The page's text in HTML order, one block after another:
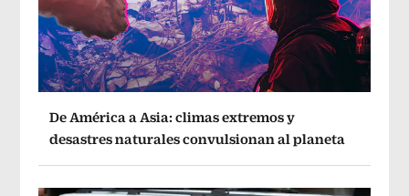
De América a Asia: climas extremos y
desastres naturales convulsionan al planeta